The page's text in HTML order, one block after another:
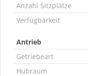
Anzahl Sitzplätze
Verfügbarkeit
Antrieb
Getriebeart
Hubraum